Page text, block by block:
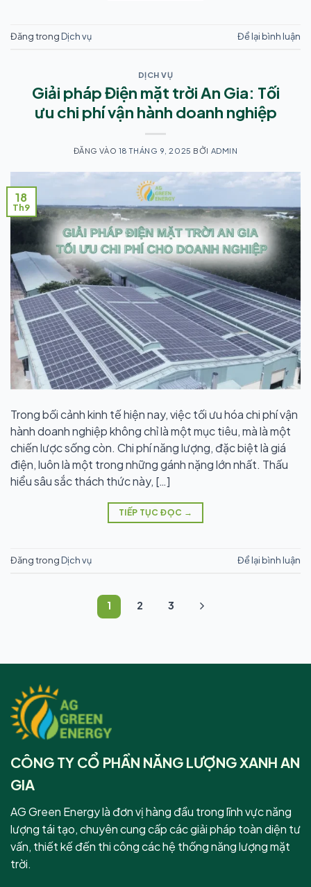
Đăng trong Dịch vụ Để lại bình luận
DỊCH VỤ
Giải pháp Điện mặt trời An Gia: Tối
ưu chi phí vận hành doanh nghiệp
ĐĂNG VÀO 18 THÁNG 9, 2025 BỞI ADMIN
18
Th9
Trong bối cảnh kinh tế hiện nay, việc tối ưu hóa chi phí vận
hành doanh nghiệp không chỉ là một mục tiêu, mà là một
chiến lược sống còn. Chi phí năng lượng, đặc biệt là giá
điện, luôn là một trong những gánh nặng lớn nhất. Thấu
hiểu sâu sắc thách thức này, […]
TIẾP TỤC ĐỌC →
Đăng trong Dịch vụ Để lại bình luận
1 2 3
CÔNG TY CỔ PHẦN NĂNG LƯỢNG XANH AN
GIA
AG Green Energy là đơn vị hàng đầu trong lĩnh vực năng
lượng tái tạo, chuyên cung cấp các giải pháp toàn diện tư
vấn, thiết kế đến thi công các hệ thống năng lượng mặt
trời.